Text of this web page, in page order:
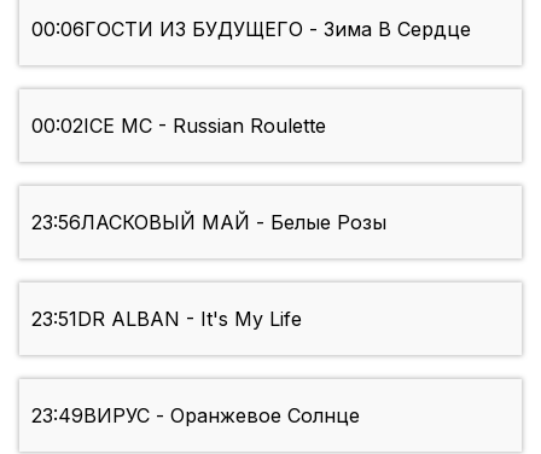
00:06ГОСТИ ИЗ БУДУЩЕГО - Зима В Сердце
00:02ICE MC - Russian Roulette
23:56ЛАСКОВЫЙ МАЙ - Белые Розы
23:51DR ALBAN - It's My Life
23:49ВИРУС - Оранжевое Солнце